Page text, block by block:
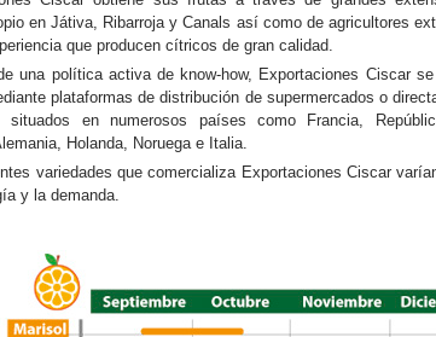
en Játiva, Ribarroja y Canals así como de agricultores
que producen cítricos de gran calidad.
una política activa de know-how, Exportaciones Ciscar
plataformas de distribución de supermercados o
situados en numerosos países como Francia,
Holanda, Noruega e Italia.
variedades que comercializa Exportaciones Ciscar
y la demanda.